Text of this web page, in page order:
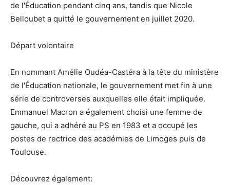
de l'Éducation pendant cinq ans, tandis que Nicole
Belloubet a quitté le gouvernement en juillet 2020.
Départ volontaire
En nommant Amélie Oudéa-Castéra à la tête du ministère
de l'Éducation nationale, le gouvernement met fin à une
série de controverses auxquelles elle était impliquée.
Emmanuel Macron a également choisi une femme de
gauche, qui a adhéré au PS en 1983 et a occupé les
postes de rectrice des académies de Limoges puis de
Toulouse.
Découvrez également: